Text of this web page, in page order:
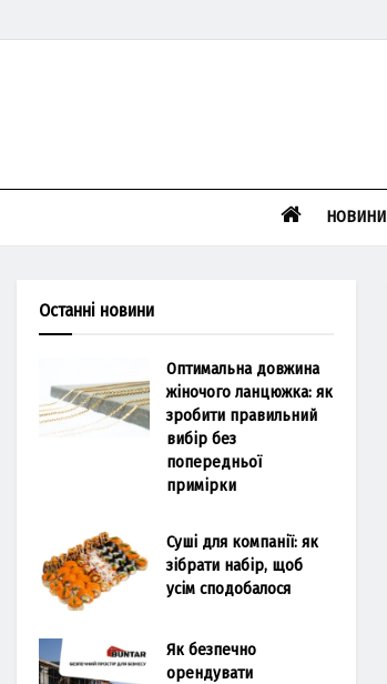
НОВИНИ
Останні новини
Оптимальна довжина
жіночого ланцюжка: як
зробити правильний
вибір без
попередньої
примірки
Суші для компанії: як
зібрати набір, щоб
усім сподобалося
Як безпечно
орендувати